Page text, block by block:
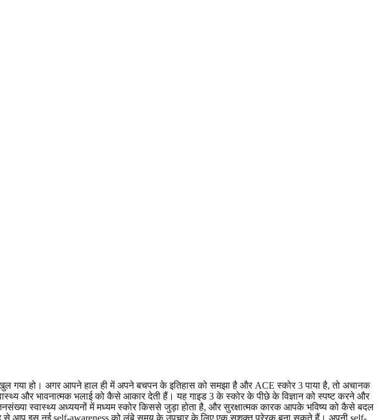
गया हो। अगर आपने हाल ही में अपने बचपन के इतिहास को समझा है और ACE स्कोर 3 पाया है, तो अचानक
और भावनात्मक भलाई को कैसे आकार देती हैं। यह गाइड 3 के स्कोर के पीछे के विज्ञान को स्पष्ट करने और
स्वास्थ्य अध्ययनों में मध्यम स्कोर किससे जुड़ा होता है, और सुरक्षात्मक कारक आपके भविष्य को कैसे बदल
से आप इस नई self-awareness को लंबे समय के उपचार के लिए एक सशक्त प्रेरक बना सकते हैं। अपनी self-